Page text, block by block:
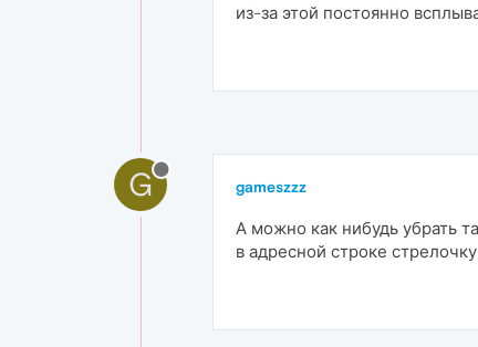
из-за этой постоянно
G gameszzz
А можно как нибудь убрать
в адресной строке